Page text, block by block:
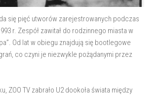
się pięć utworów zarejestrowanych podczas
r. Zespół zawitał do rodzinnego miasta w
Od lat w obiegu znajdują się bootlegowe
co czyni je niezwykle pożądanymi przez
ZOO TV zabrało U2 dookoła świata między